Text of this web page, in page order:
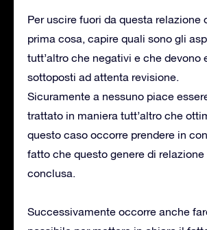
Per uscire fuori da questa relazione
prima cosa, capire quali sono gli
tutt’altro che negativi e che devono
sottoposti ad attenta revisione.
Sicuramente a nessuno piace
trattato in maniera tutt’altro che
questo caso occorre prendere in
fatto che questo genere di relazione
conclusa.
Successivamente occorre anche